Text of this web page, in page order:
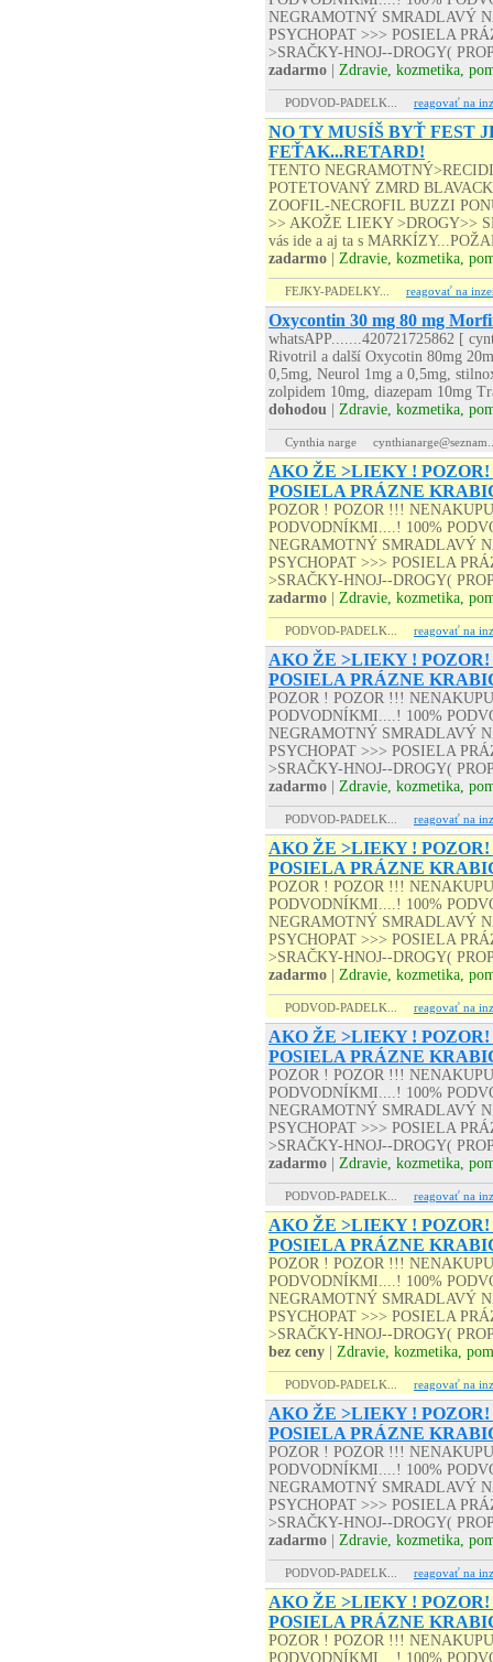
NEGRAMOTNÝ SMRADLAVÝ
PSYCHOPAT >>> POSIELA
>SRAČKY-HNOJ--DROGY(
zadarmo
Zdravie, kozmetika,
PODVOD-PADELK... reagovať na
NO TY MUSÍŠ BYŤ FEST
FEŤAK...RETARD!
TENTO
POTETOVANÝ ZMRD
ZOOFIL-NECROFIL BUZZI
>> AKOŽE LIEKY >DROGY>>
vás ide a aj ta s
zadarmo
Zdravie, kozmetika,
FEJKY-PADELKY... reagovať na
Oxycontin 30 mg 80 mg
whatsAPP.......420721725862 [
Rivotril a další Oxycotin 80mg
0,5mg, Neurol 1mg a 0,5mg,
zolpidem 10mg, diazepam 10mg
dohodou
Zdravie, kozmetika,
Cynthia narge
AKO ŽE >LIEKY !
POSIELA PRÁZNE
POZOR ! POZOR !!!
PODVODNÍKMI....! 100%
NEGRAMOTNÝ SMRADLAVÝ
PSYCHOPAT >>> POSIELA
>SRAČKY-HNOJ--DROGY(
zadarmo
Zdravie, kozmetika,
PODVOD-PADELK... reagovať na
AKO ŽE >LIEKY !
POSIELA PRÁZNE
POZOR ! POZOR !!!
PODVODNÍKMI....! 100%
NEGRAMOTNÝ SMRADLAVÝ
PSYCHOPAT >>> POSIELA
>SRAČKY-HNOJ--DROGY(
zadarmo
Zdravie, kozmetika,
PODVOD-PADELK... reagovať na
AKO ŽE >LIEKY !
POSIELA PRÁZNE
POZOR ! POZOR !!!
PODVODNÍKMI....! 100%
NEGRAMOTNÝ SMRADLAVÝ
PSYCHOPAT >>> POSIELA
>SRAČKY-HNOJ--DROGY(
zadarmo
Zdravie, kozmetika,
PODVOD-PADELK... reagovať na
AKO ŽE >LIEKY !
POSIELA PRÁZNE
POZOR ! POZOR !!!
PODVODNÍKMI....! 100%
NEGRAMOTNÝ SMRADLAVÝ
PSYCHOPAT >>> POSIELA
>SRAČKY-HNOJ--DROGY(
zadarmo
Zdravie, kozmetika,
PODVOD-PADELK... reagovať na
AKO ŽE >LIEKY !
POSIELA PRÁZNE
POZOR ! POZOR !!!
PODVODNÍKMI....! 100%
NEGRAMOTNÝ SMRADLAVÝ
PSYCHOPAT >>> POSIELA
>SRAČKY-HNOJ--DROGY(
bez ceny
Zdravie, kozmetika,
PODVOD-PADELK... reagovať na
AKO ŽE >LIEKY !
POSIELA PRÁZNE
POZOR ! POZOR !!!
PODVODNÍKMI....! 100%
NEGRAMOTNÝ SMRADLAVÝ
PSYCHOPAT >>> POSIELA
>SRAČKY-HNOJ--DROGY(
zadarmo
Zdravie, kozmetika,
PODVOD-PADELK... reagovať na
AKO ŽE >LIEKY !
POSIELA PRÁZNE
POZOR ! POZOR !!!
PODVODNÍKMI....! 100%